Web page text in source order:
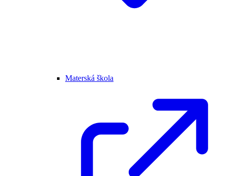
Materská škola